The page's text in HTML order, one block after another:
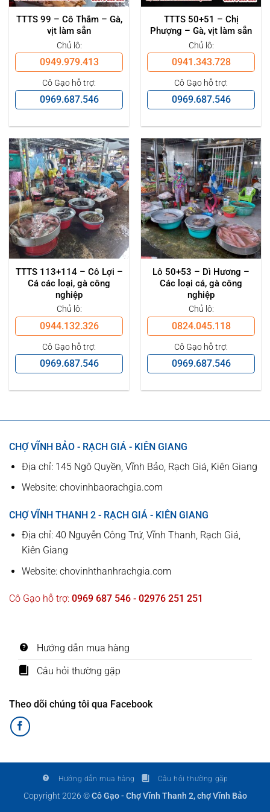
TTTS 99 – Cô Thắm – Gà,
vịt làm sẵn
Chủ lô:
0949.979.413
Cô Gạo hỗ trợ:
0969.687.546
TTTS 50+51 – Chị
Phượng – Gà, vịt làm sẵn
Chủ lô:
0941.343.728
Cô Gạo hỗ trợ:
0969.687.546
TTTS 113+114 – Cô Lợi –
Cá các loại, gà công
nghiệp
Chủ lô:
0944.132.326
Cô Gạo hỗ trợ:
0969.687.546
Lô 50+53 – Dì Hương –
Các loại cá, gà công
nghiệp
Chủ lô:
0824.045.118
Cô Gạo hỗ trợ:
0969.687.546
CHỢ VĨNH BẢO - RẠCH GIÁ - KIÊN GIANG
Địa chỉ: 145 Ngô Quyền, Vĩnh Bảo, Rạch Giá, Kiên Giang
Website: chovinhbaorachgia.com
CHỢ VĨNH THANH 2 - RẠCH GIÁ - KIÊN GIANG
Địa chỉ: 40 Nguyễn Công Trứ, Vĩnh Thanh, Rạch Giá,
Kiên Giang
Website: chovinhthanhrachgia.com
Cô Gạo hỗ trợ: 0969 687 546 - 02976 251 251
Hướng dẫn mua hàng
Câu hỏi thường gặp
Theo dõi chúng tôi qua Facebook
Hướng dẫn mua hàng Câu hỏi thường gặp
Copyright 2026 ©Cô Gạo - Chợ Vĩnh Thanh 2, chợ Vĩnh Bảo